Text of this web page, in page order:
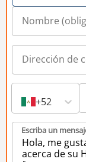
+52
Escriba un